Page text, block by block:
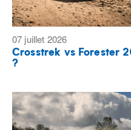
07 juillet 2026
Crosstrek vs Forester
?